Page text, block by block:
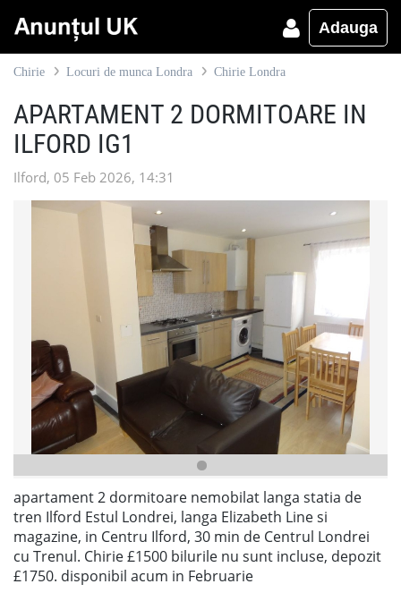
Adauga
Chirie Locuri de munca Londra Chirie Londra
APARTAMENT 2 DORMITOARE IN
ILFORD IG1
Ilford, 05 Feb 2026, 14:31
apartament 2 dormitoare nemobilat langa statia de
tren Ilford Estul Londrei, langa Elizabeth Line si
magazine, in Centru Ilford, 30 min de Centrul Londrei
cu Trenul. Chirie £1500 bilurile nu sunt incluse, depozit
£1750. disponibil acum in Februarie